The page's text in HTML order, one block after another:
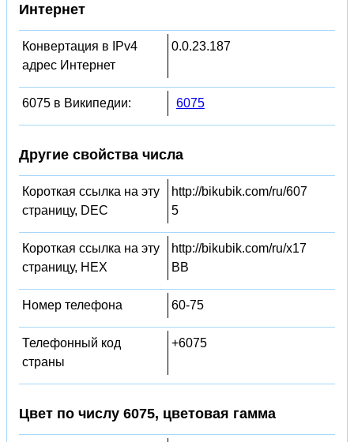
Интернет
Конвертация в IPv4
адрес Интернет
0.0.23.187
6075 в Википедии: 6075
Другие свойства числа
Короткая ссылка на эту
страницу, DEC
http://bikubik.com/ru/607
5
Короткая ссылка на эту
страницу, HEX
http://bikubik.com/ru/x17
BB
Номер телефона 60-75
Телефонный код
страны
+6075
Цвет по числу 6075, цветовая гамма